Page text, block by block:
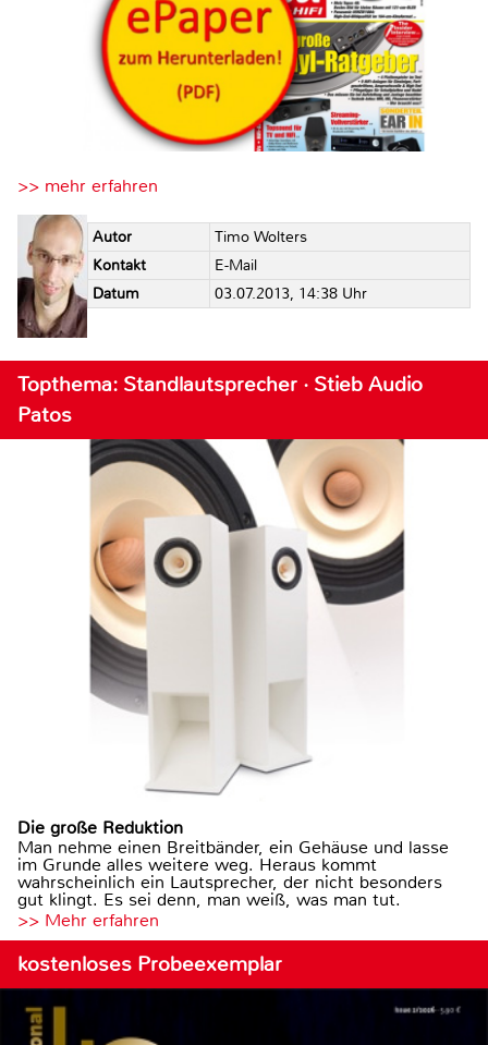
>> mehr erfahren
Autor
Timo Wolters
Kontakt
E-Mail
Datum
03.07.2013, 14:38 Uhr
Topthema: Standlautsprecher · Stieb Audio
Patos
Die große Reduktion
Man nehme einen Breitbänder, ein Gehäuse und lasse
im Grunde alles weitere weg. Heraus kommt
wahrscheinlich ein Lautsprecher, der nicht besonders
gut klingt. Es sei denn, man weiß, was man tut.
>> Mehr erfahren
kostenloses Probeexemplar